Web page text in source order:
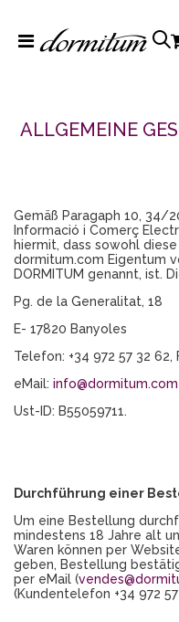
ALLGEMEINE
Gemäß Paragaph 10, 34/
Informació i Comerç
hiermit, dass sowohl
dormitum.com Eigentum
DORMITUM genannt, ist.
Pg. de la Generalitat, 18
E- 17820 Banyoles
Telefon: +34 972 57 32 62,
eMail: info@dormitum.com
Ust-ID: B55059711.
Durchführung einer
Um eine Bestellung
mindestens 18 Jahre alt
Waren können per
geben, Bestellung
per eMail (
(Kundentelefon +34 972